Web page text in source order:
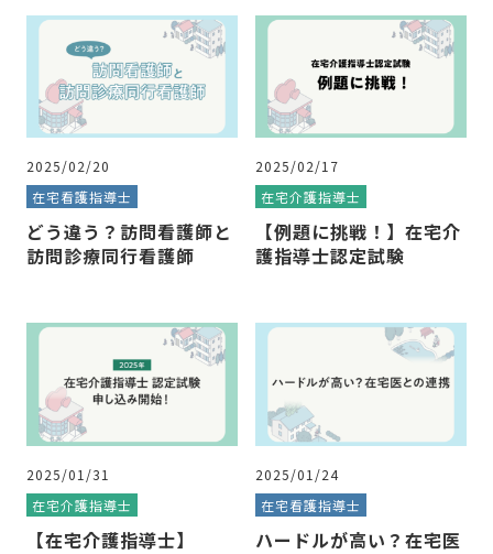
2025/02/20
在宅看護指導士
どう違う？訪問看護師と
訪問診療同行看護師
2025/02/17
在宅介護指導士
【例題に挑戦！】在宅介
護指導士認定試験
2025/01/31
在宅介護指導士
【在宅介護指導士】
2025/01/24
在宅看護指導士
ハードルが高い？在宅医